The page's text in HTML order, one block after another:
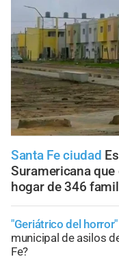
Santa Fe ciudad
Suramericana
hogar de 346
"Geriátrico del horror"
municipal de asilos
Fe?